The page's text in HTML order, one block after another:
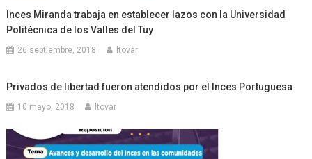
Inces Miranda trabaja en establecer lazos con la Universidad
Politécnica de los Valles del Tuy
26 septiembre, 2018 ltovar
Privados de libertad fueron atendidos por el Inces Portuguesa
10 mayo, 2018 ltovar